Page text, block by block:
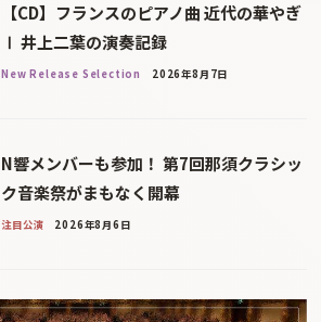
【CD】フランスのピアノ曲 近代の華やぎ
Ⅰ 井上二葉の演奏記録
New Release Selection 2026年8月7日
N響メンバーも参加！ 第7回那須クラシッ
ク音楽祭がまもなく開幕
注目公演 2026年8月6日